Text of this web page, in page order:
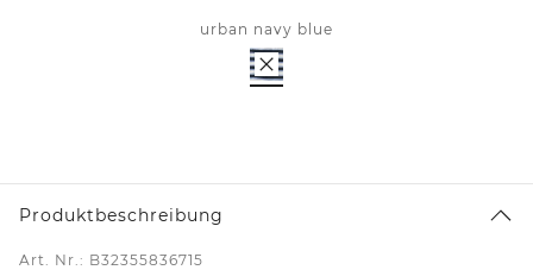
urban navy blue
Produktbeschreibung
Art. Nr.: B32355836715